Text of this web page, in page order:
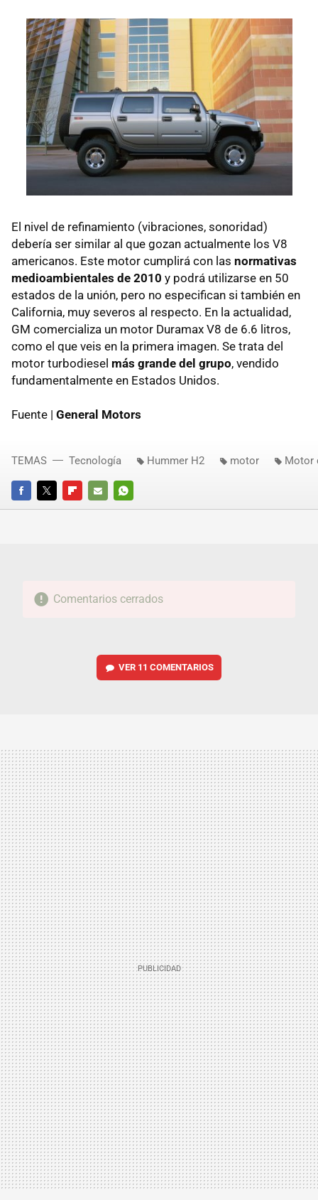
El nivel de refinamiento (vibraciones, sonoridad)
debería ser similar al que gozan actualmente los V8
americanos. Este motor cumplirá con las normativas
medioambientales de 2010 y podrá utilizarse en 50
estados de la unión, pero no especifican si también en
California, muy severos al respecto. En la actualidad,
GM comercializa un motor Duramax V8 de 6.6 litros,
como el que veis en la primera imagen. Se trata del
motor turbodiesel más grande del grupo, vendido
fundamentalmente en Estados Unidos.
Fuente | General Motors
FACEBOOKTWITTERFLIPBOARD
E-
WHATSAPP
TEMAS Tecnología Hummer H2 motor Motor
Comentarios cerrados
VER 11 COMENTARIOS